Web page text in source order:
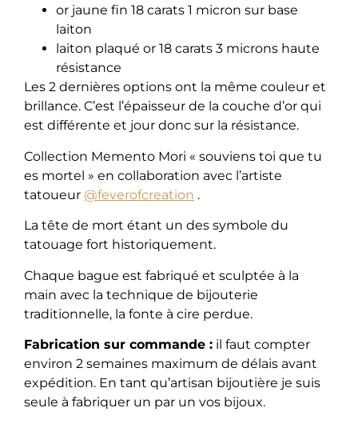
or jaune fin 18 carats 1 micron sur base
laiton
laiton plaqué or 18 carats 3 microns haute
résistance
Les 2 dernières options ont la même couleur et
brillance. C’est l’épaisseur de la couche d’or qui
est différente et jour donc sur la résistance.
​Collection Memento Mori « souviens toi que tu
es mortel » en collaboration avec l’artiste
tatoueur @feverofcreation .
La tête de mort étant un des symbole du
tatouage fort historiquement.
Chaque bague est fabriqué et sculptée à la
main avec la technique de bijouterie
traditionnelle, la fonte à cire perdue.
Fabrication sur commande : il faut compter
environ 2 semaines maximum de délais avant
expédition. En tant qu’artisan bijoutière je suis
seule à fabriquer un par un vos bijoux.